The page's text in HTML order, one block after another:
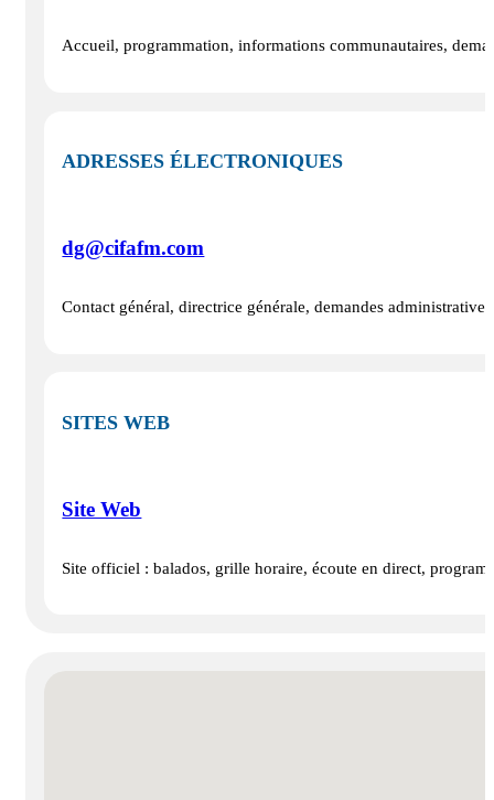
Accueil, programmation, informations communautaires,
ADRESSES ÉLECTRONIQUES
dg@cifafm.com
Contact général, directrice générale, demandes
SITES WEB
Site Web
Site officiel : balados, grille horaire, écoute en direct,